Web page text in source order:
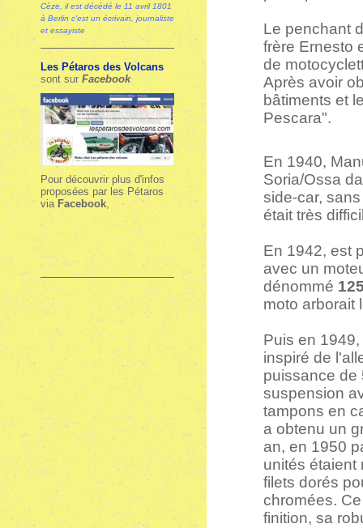
Cèze, il est décédé le 11 avril 1801
à Berlin c'est un écrivain, journaliste
et essayiste
Les Pétaros des Volcans
sont sur Facebook
Pour découvrir plus d'infos
proposées par les Pétaros
via Facebook,
Le penchant
frère Ernesto
de
Après avoir
bâtiments et
Pescara".
En 1940,
Soria/Ossa
side-car,
était très
En 1942, est
avec un
dénommé
moto arborait
Puis en
inspiré de
puissance de
suspension
tampons en
a obtenu un
an, en 1950
unités étaient
filets dorés
chromées.
finition, sa